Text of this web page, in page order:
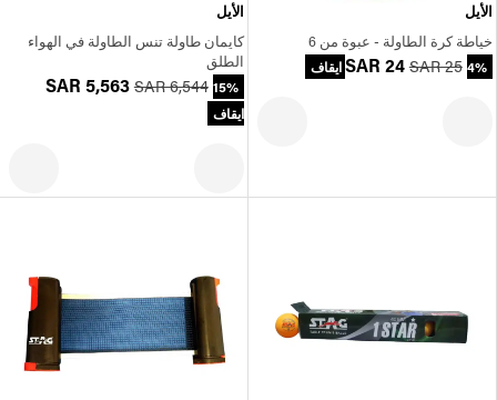
الأيل
خياطة كرة الطاولة - عبوة من 6
SAR 24 SAR 25 4% ايقاف
الأيل
كايمان طاولة تنس الطاولة في الهواء
الطلق
SAR 5,563 SAR 6,544 15%
ايقاف